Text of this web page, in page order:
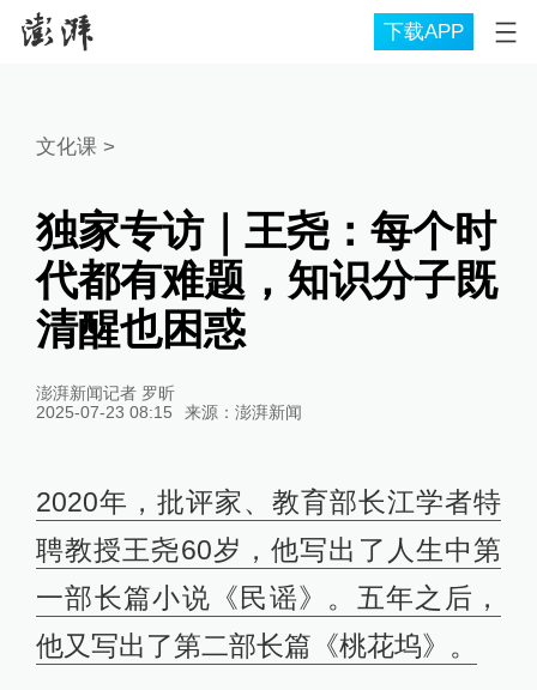
下载APP
文化课>
独家专访｜王尧：每个时
代都有难题，知识分子既
清醒也困惑
澎湃新闻记者 罗昕
2025-07-23 08:15
来源： 澎湃新闻
2020年，批评家、教育部长江学者特
聘教授王尧60岁，他写出了人生中第
一部长篇小说《民谣》。五年之后，
他又写出了第二部长篇《桃花坞》。